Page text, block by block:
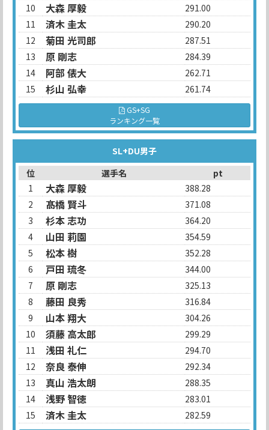
10
大森 厚毅
291.00
11
済木 圭太
290.20
12
菊田 光司郎
287.51
13
原 剛志
284.39
14
阿部 俵大
262.71
15
杉山 弘幸 261.74
GS+SG
ランキング一覧
SL+DU男子
位
選手名
pt
1
大森 厚毅
388.28
2
髙橋 賢斗
371.08
3
杉本 志功
364.20
4
山田 莉園
354.59
5
松本 樹
352.28
6
戸田 琉冬
344.00
7
原 剛志
325.13
8
藤田 良秀
316.84
9
山本 翔大
304.26
10
須藤 高太郎
299.29
11
浅田 礼仁
294.70
12
奈良 泰伸
292.34
13
真山 浩太朗
288.35
14
浅野 智徳
283.01
15
済木 圭太 282.59